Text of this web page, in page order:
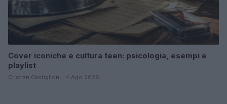
Cover iconiche e cultura teen: psicologia, esempi e
playlist
Cristian Castiglioni · 4 Ago 2026